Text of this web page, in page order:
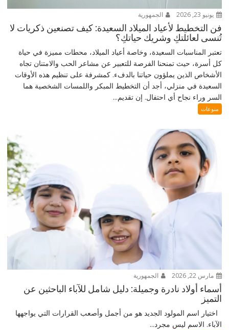
يونيو 23, 2026 الجمهورية
فن التخطيط لأعياد الميلاد السعيدة: كيف تصنعين ذكريات لا
تُنسى لعائلتكِ وشريك حياتكِ؟
تعتبر المناسبات السعيدة، وخاصة أعياد الميلاد، محطات مميزة في حياة
كل أسرة، حيث تمنحنا الفرصة للتعبير عن مشاعر الحب والامتنان تجاه
الأشخاص الذين يملؤون حياتنا بالدفء. كمشرفة على تنظيم هذه الأوقات
السعيدة في منزلي، أجد أن التخطيط المبكر واللمسات الشخصية هما
السر وراء نجاح أي احتفال. إن تقديم...
منوعات
مارس 22, 2026 الجمهورية
أسماء أولاد نادرة وجميلة: دليل شامل للآباء الباحثين عن
التميز
اختيار اسم المولود الجديد هو من أجمل وأصعب القرارات التي يواجهها
الآباء. الاسم ليس مجرد...